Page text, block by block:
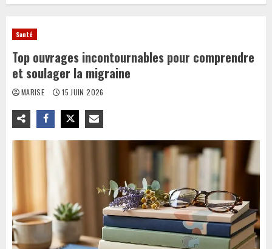
Santé
Top ouvrages incontournables pour comprendre
et soulager la migraine
MARISE 15 JUIN 2026